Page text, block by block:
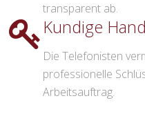
transparent ab.
Kundige
Die Telefonisten
professionelle
Arbeitsauftrag.